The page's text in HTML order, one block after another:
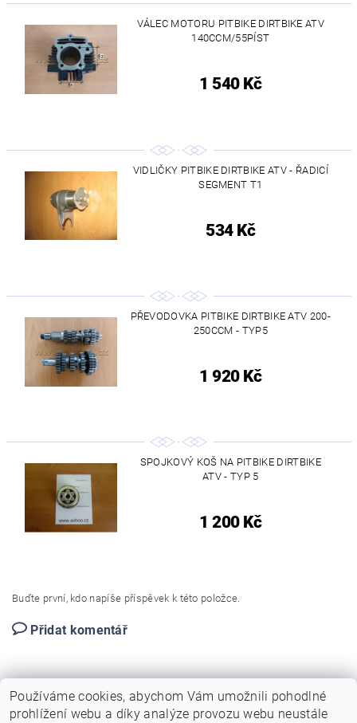
VÁLEC MOTORU PITBIKE DIRTBIKE ATV
140CCM/55PÍST
1 540 Kč
VIDLIČKY PITBIKE DIRTBIKE ATV - ŘADICÍ
SEGMENT T1
534 Kč
PŘEVODOVKA PITBIKE DIRTBIKE ATV 200-
250CCM - TYP5
1 920 Kč
SPOJKOVÝ KOŠ NA PITBIKE DIRTBIKE
ATV - TYP 5
1 200 Kč
Buďte první, kdo napíše příspěvek k této položce.
Přidat komentář
Používáme cookies, abychom Vám umožnili pohodlné
prohlížení webu a díky analýze provozu webu neustále